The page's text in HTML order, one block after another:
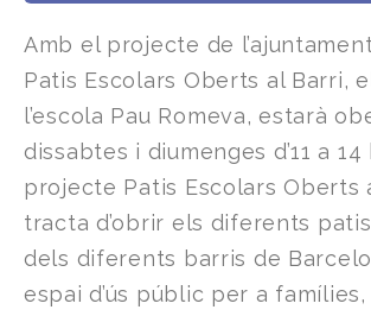
Amb el projecte de
Patis Escolars Oberts al Barri,
l’escola Pau Romeva, estarà
dissabtes i diumenges d’11 a 14
projecte Patis Escolars Oberts
tracta d’obrir els diferents
dels diferents barris de
espai d’ús públic per a famílies,